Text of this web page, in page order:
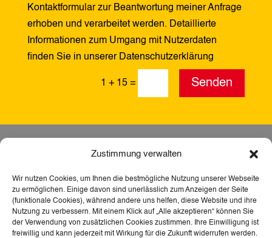
Zustimmung verwalten
Wir nutzen Cookies, um Ihnen die bestmögliche Nutzung unserer Webseite
zu ermöglichen. Einige davon sind unerlässlich zum Anzeigen der Seite
(funktionale Cookies), während andere uns helfen, diese Website und ihre
Nutzung zu verbessern. Mit einem Klick auf „Alle akzeptieren“ können Sie
der Verwendung von zusätzlichen Cookies zustimmen. Ihre Einwilligung ist
freiwillig und kann jederzeit mit Wirkung für die Zukunft widerrufen werden.
Kontaktformular zur Beantwortung meiner Anfrage
erhoben und verarbeitet werden. Detaillierte
Informationen zum Umgang mit Nutzerdaten
finden Sie in unserer Datenschutzerklärung
1 + 15 = Senden